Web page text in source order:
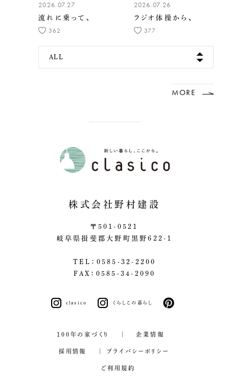
2026.07.27
流れに乗って、
362
2026.07.26
ラジオ体操から、
377
ALL
MORE
株式会社野村建設
〒501-0521
岐阜県揖斐郡大野町黒野622-1
TEL：0585-32-2200
FAX：0585-34-2090
clasico くらしこの暮らし
100年の家づくり 企業情報
採用情報 プライバシーポリシー
ご利用規約